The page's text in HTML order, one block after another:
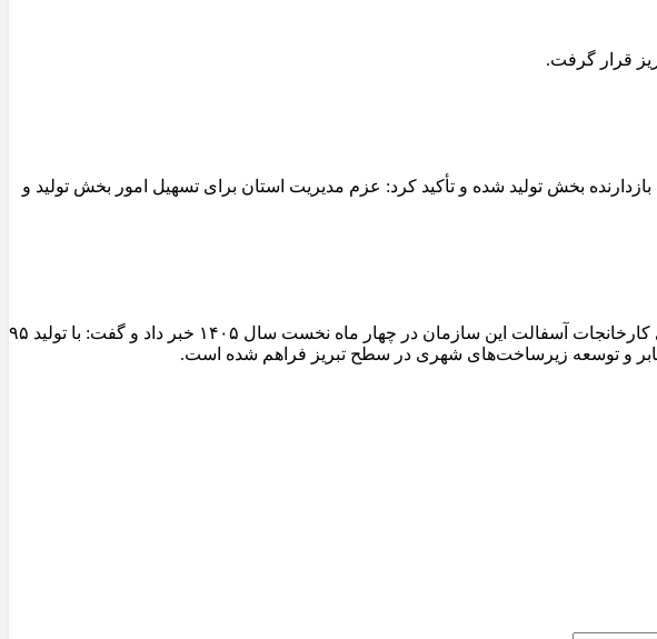
قرار گرفت.
بخش تولید شده و تأکید کرد: عزم مدیریت استان برای تسهیل امور بخش تولید و
مدیرعامل سازمان عمران و بازآفرینی فضاهای شهری شهرداری تبریز از ثبت یکی از شاخص‌ترین عملکردهای تولیدی کارخانجات آسفالت این سازمان در چهار ماه نخست سال ۱۴۰۵ خبر داد و گفت: با تولید ۹۵